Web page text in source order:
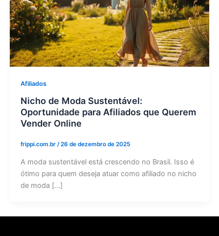
Afiliados
Nicho de Moda Sustentável:
Oportunidade para Afiliados que Querem
Vender Online
frippi.com.br /26 de dezembro de 2025
A moda sustentável está crescendo no Brasil. Isso é
ótimo para quem deseja atuar como afiliado no nicho
de moda […]